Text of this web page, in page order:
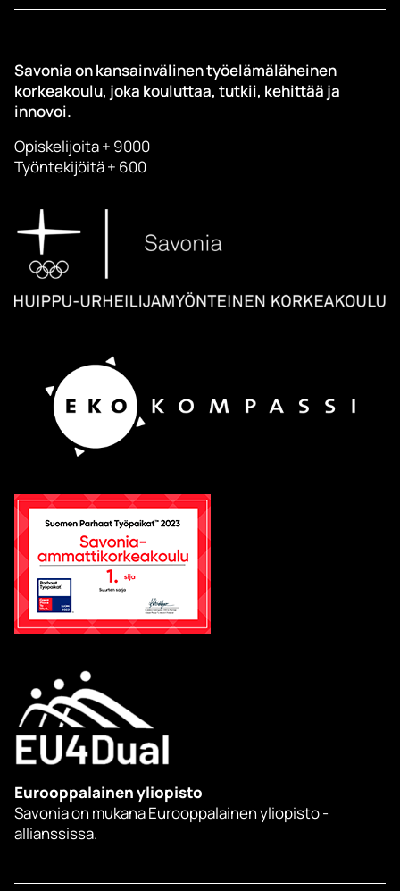
Savonia on kansainvälinen työelämäläheinen
korkeakoulu, joka kouluttaa, tutkii, kehittää ja
innovoi.
Opiskelijoita + 9000
Työntekijöitä + 600
Eurooppalainen yliopisto
Savonia on mukana Eurooppalainen yliopisto -
allianssissa.